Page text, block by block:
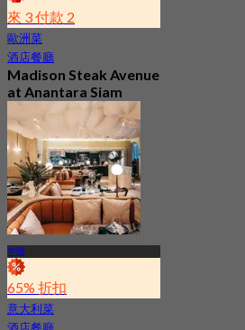
來 3 付款 2
歐洲菜
酒店餐廳
Madison Steak Avenue
at Anantara Siam
Bangkok Hotel
4.9
1.2K 已預訂
起฿ 1,406
奇隆
65% 折扣
意大利菜
酒店餐廳